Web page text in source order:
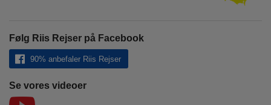
Følg Riis Rejser på Facebook
90% anbefaler Riis Rejser
Se vores videoer